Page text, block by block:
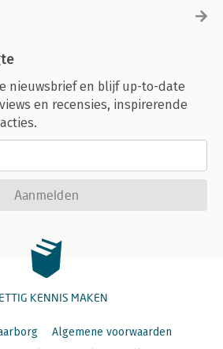
nieuwsbrief en blijf up-to-date
en recensies, inspirerende
Aanmelden
KENNIS MAKEN
Algemene voorwaarden